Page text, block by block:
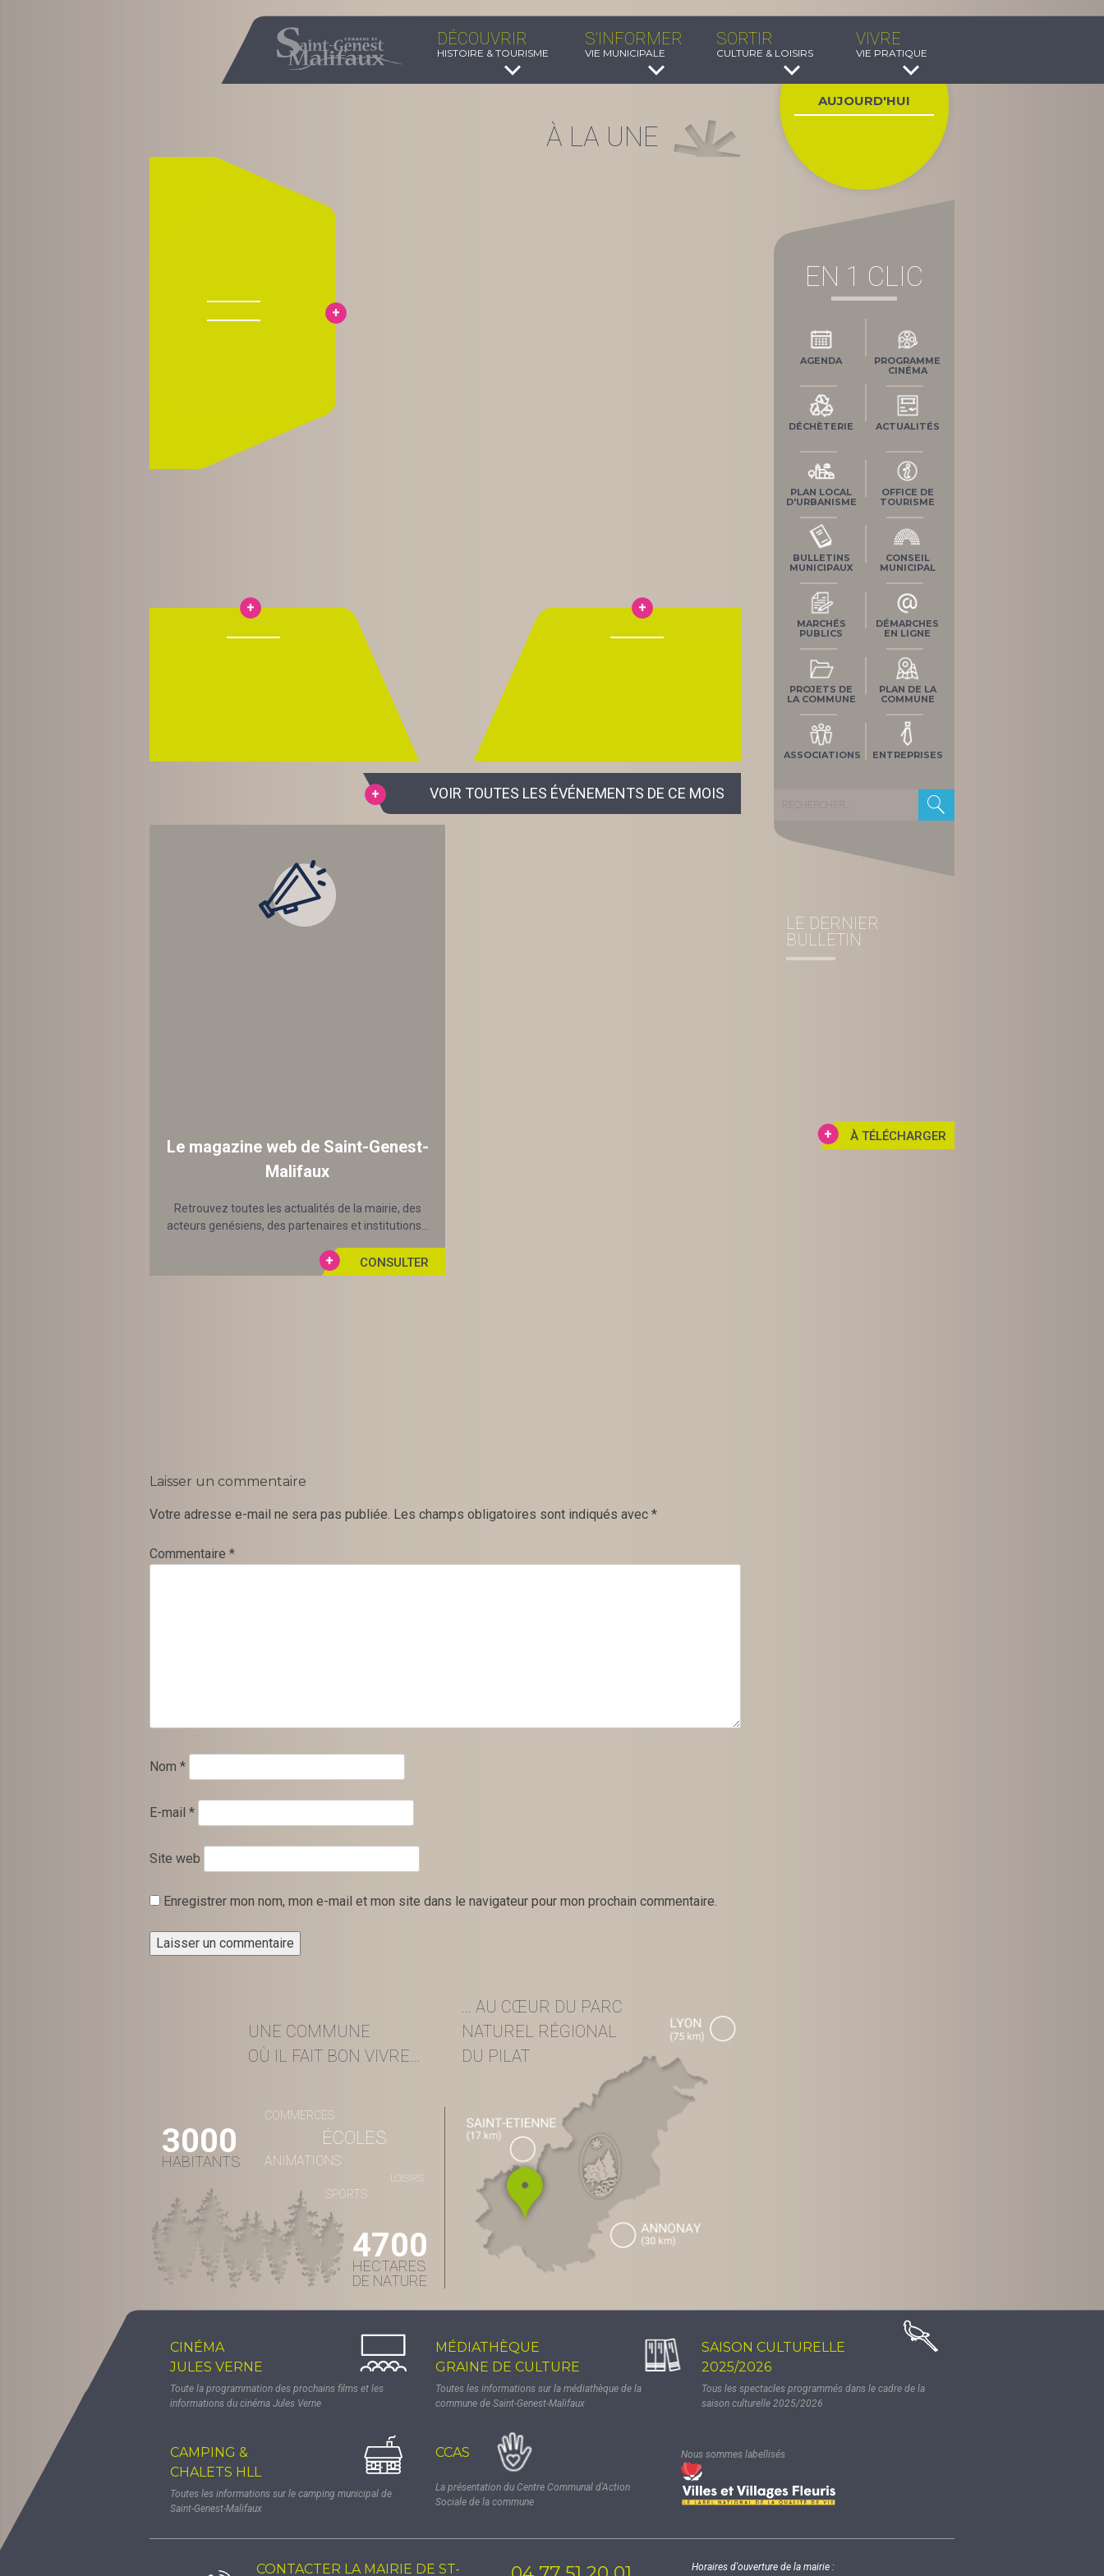
DÉCOUVRIR
HISTOIRE & TOURISME
S'INFORMER
VIE MUNICIPALE
SORTIR
CULTURE & LOISIRS
VIVRE
VIE PRATIQUE
À LA UNE
VOIR TOUTES LES ÉVÉNEMENTS DE CE MOIS
TEMPS RÉEL
Le magazine web de Saint-Genest-
Malifaux
Retrouvez toutes les actualités de la mairie, des
acteurs genésiens, des partenaires et institutions...
Laisser un commentaire
Votre adresse e-mail ne sera pas publiée. Les champs obligatoires sont indiqués avec *
Commentaire *
Nom *
E-mail *
Site web
Enregistrer mon nom, mon e-mail et mon site dans le navigateur pour mon prochain commentaire.
UNE COMMUNE
OÙ IL FAIT BON VIVRE...
3000
HABITANTS
COMMERCES
ÉCOLES
ANIMATIONS
LOISIRS
SPORTS
4700
HECTARES
DE NATURE
... AU CŒUR DU PARC
NATUREL RÉGIONAL
DU PILAT
AUJOURD'HUI
EN 1 CLIC
AGENDA
PROGRAMME
CINÉMA
DÉCHÈTERIE ACTUALITÉS
PLAN LOCAL
D'URBANISME
OFFICE DE
TOURISME
BULLETINS
MUNICIPAUX
CONSEIL
MUNICIPAL
MARCHÉS
PUBLICS
DÉMARCHES
EN LIGNE
PROJETS DE
LA COMMUNE
PLAN DE LA
COMMUNE
ASSOCIATIONS ENTREPRISES
Rechercher :
LE DERNIER
BULLETIN
À TÉLÉCHARGER
CINÉMA
JULES VERNE
Toute la programmation des prochains films et les
informations du cinéma Jules Verne
MÉDIATHÈQUE
GRAINE DE CULTURE
Toutes les informations sur la médiathèque de la
commune de Saint-Genest-Malifaux
SAISON CULTURELLE
2025/2026
Tous les spectacles programmés dans le cadre de la
saison culturelle 2025/2026
CAMPING &
CHALETS HLL
Toutes les informations sur le camping municipal de
Saint-Genest-Malifaux
CCAS
La présentation du Centre Communal d'Action
Sociale de la commune
Nous sommes labellisés
CONTACTER LA MAIRIE DE ST- Horaires d'ouverture de la mairie :